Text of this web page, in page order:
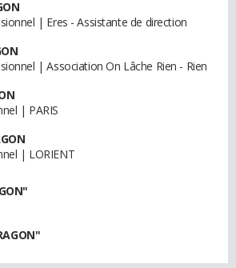
| Eres - Assistante de direction
| Association On Lâche Rien - Rien
| PARIS
| LORIENT